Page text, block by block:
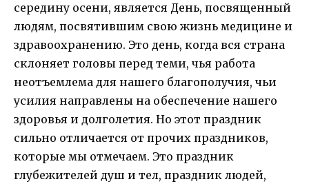
середину осени, является День, посвященный
людям, посвятившим свою жизнь медицине и
здравоохранению. Это день, когда вся страна
склоняет головы перед теми, чья работа
неотъемлема для нашего благополучия, чьи
усилия направлены на обеспечение нашего
здоровья и долголетия. Но этот праздник
сильно отличается от прочих праздников,
которые мы отмечаем. Это праздник
глубежителей душ и тел, праздник людей,